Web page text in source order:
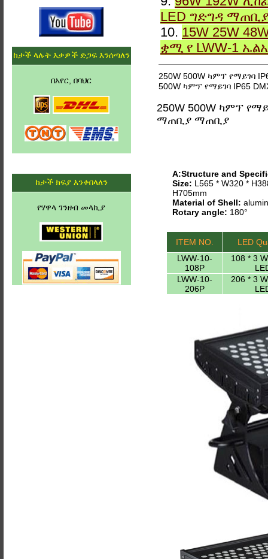
LED ግድግዳ ማጠቢያ
10. 15W 25W
ቋሚ የ LWW-1
250W 500W ካምፕ የማይገባ
500W ካምፕ የማይገባ IP65
250W 500W ካምፕ
ማጠቢያ ማጠቢያ
A:Structure and
Size: L565 * W320 *
H705mm
Material of Shell:
Rotary angle: 180°
ITEM NO.
LED
LWW-10-
108P
108 * 3
LWW-10-
206P
206 * 3
ከታች ላሉት እቃዎች ድጋፍ እንሰጣለን
በአየር, በባህር
ከታች ክፍያ እንቀበላለን
የሃዋላ ገንዘብ መላኪያ